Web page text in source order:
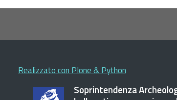
Realizzato con Plone & Python
Soprintendenza